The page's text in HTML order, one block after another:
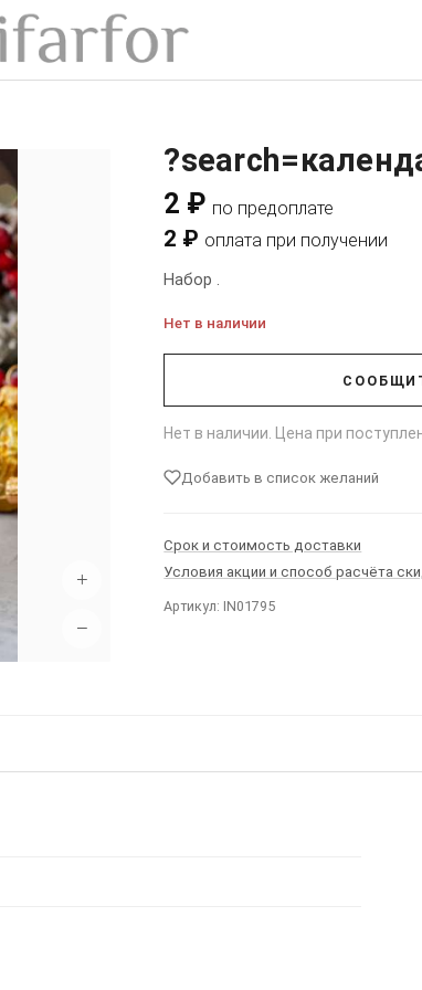
+
−
2 ₽ по предоплате
2 ₽ оплата при получении
Набор .
Нет в наличии
Нет в наличии. Цена при
Добавить в список желаний
Срок и стоимость доставки
Условия акции и способ расчёта
Артикул: IN01795